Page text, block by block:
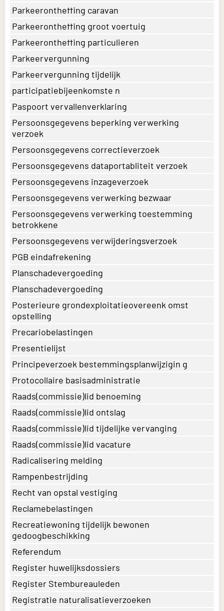
Parkeerontheffing caravan
Parkeerontheffing groot voertuig
Parkeerontheffing particulieren
Parkeervergunning
Parkeervergunning tijdelijk
participatiebijeenkomste n
Paspoort vervallenverklaring
Persoonsgegevens beperking verwerking
verzoek
Persoonsgegevens correctieverzoek
Persoonsgegevens dataportabliteit verzoek
Persoonsgegevens inzageverzoek
Persoonsgegevens verwerking bezwaar
Persoonsgegevens verwerking toestemming
betrokkene
Persoonsgegevens verwijderingsverzoek
PGB eindafrekening
Planschadevergoeding
Planschadevergoeding
Posterieure grondexploitatieovereenk omst
opstelling
Precariobelastingen
Presentielijst
Principeverzoek bestemmingsplanwijzigin g
Protocollaire basisadministratie
Raads(commissie)lid benoeming
Raads(commissie)lid ontslag
Raads(commissie)lid tijdelijke vervanging
Raads(commissie)lid vacature
Radicalisering melding
Rampenbestrijding
Recht van opstal vestiging
Reclamebelastingen
Recreatiewoning tijdelijk bewonen
gedoogbeschikking
Referendum
Register huwelijksdossiers
Register Stembureauleden
Registratie naturalisatieverzoeken